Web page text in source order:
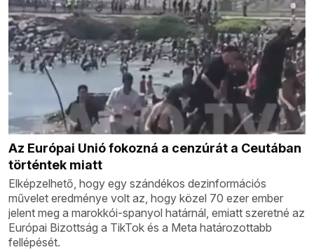
Az Európai Unió fokozná a cenzúrát a Ceutában
történtek miatt
Elképzelhető, hogy egy szándékos dezinformációs
művelet eredménye volt az, hogy közel 70 ezer ember
jelent meg a marokkói-spanyol határnál, emiatt szeretné az
Európai Bizottság a TikTok és a Meta határozottabb
fellépését.